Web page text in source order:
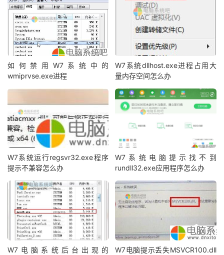
如何禁用W7系统中的
wmiprvse.exe进程
W7系统dllhost.exe进程占用大
量内存空间怎么办
W7系统运行regsvr32.exe程序
提示不兼容怎么办
W7系统电脑提示找不到
rundll32.exe应用程序怎么办
W7电脑系统后台出现的
W7电脑提示丢失MSVCR100.dll